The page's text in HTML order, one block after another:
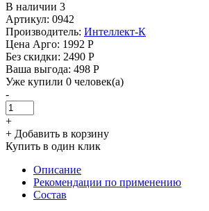
В наличии 3
Артикул: 0942
Производитель: Интеллект-К
Цена Арго: 1992 Р
Без скидки: 2490 Р
Ваша выгода: 498 Р
Уже купили 0 человек(а)
-
+
+ Добавить в корзину
Купить в один клик
Описание
Рекомендации по применению
Состав